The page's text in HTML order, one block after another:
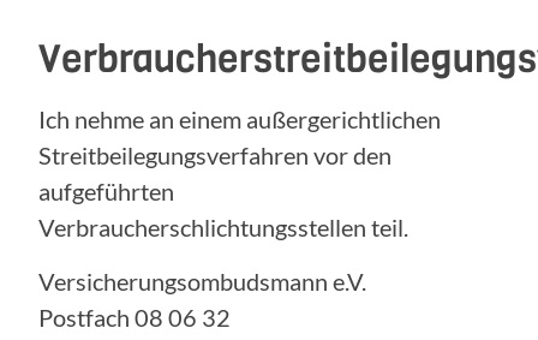
Ich nehme an einem außergerichtlichen
Streitbeilegungsverfahren vor den
aufgeführten
Verbraucherschlichtungsstellen teil.
Versicherungsombudsmann e.V.
Postfach 08 06 32